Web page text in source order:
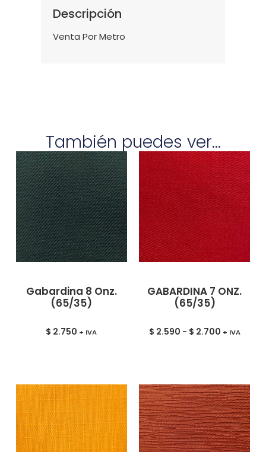
Descripción
Venta Por Metro
También puedes ver...
Gabardina 8 Onz.
(65/35)
$ 2.750 + IVA
GABARDINA 7 ONZ.
(65/35)
$ 2.590 - $ 2.700 + IVA